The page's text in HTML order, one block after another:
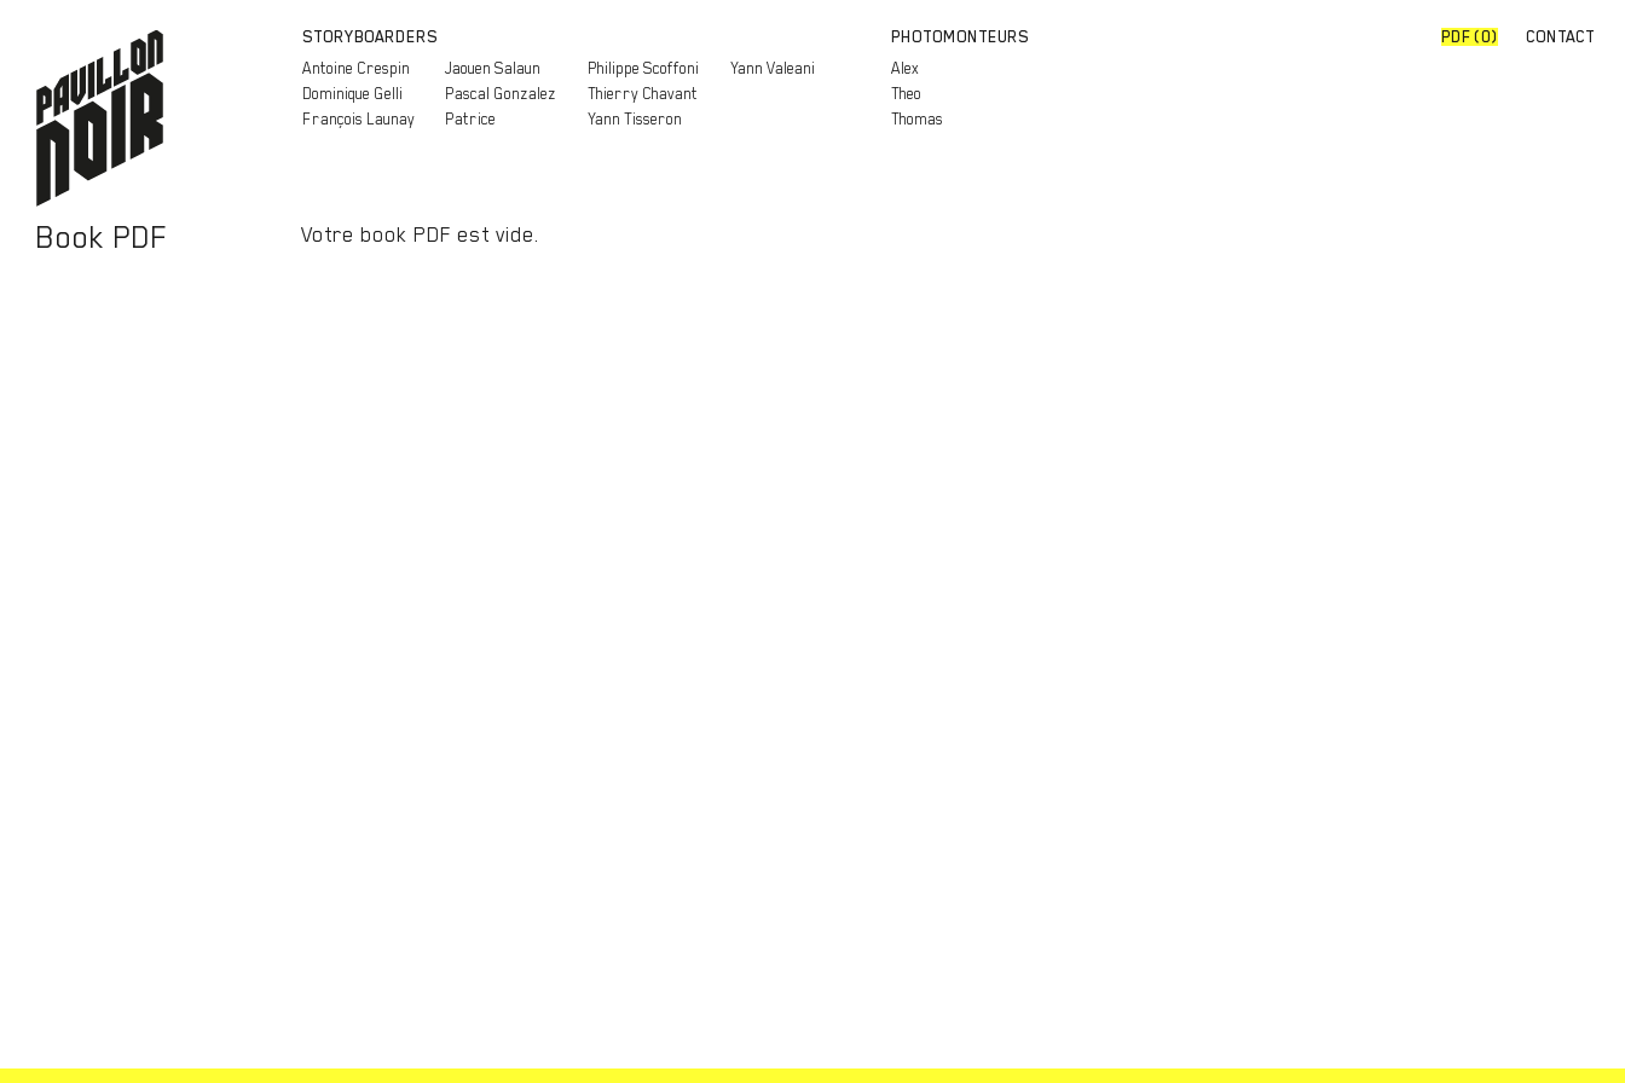
STORYBOARDERS
Antoine Crespin
Dominique Gelli
François Launay
Jaouen Salaun
Pascal Gonzalez
Patrice
Philippe Scoffoni
Thierry Chavant
Yann Tisseron
Yann Valeani
PHOTOMONTEURS
Alex
Theo
Thomas
PDF (0) CONTACT
Book PDF Votre book PDF est vide.